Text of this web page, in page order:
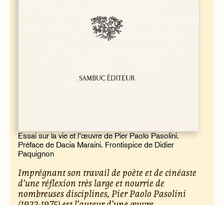
Essai sur la vie et l’œuvre de Pier Paolo Pasolini.
Préface de Dacia Maraini. Frontispice de Didier
Paquignon
Imprégnant son travail de poète et de cinéaste
d’une réflexion très large et nourrie de
nombreuses disciplines, Pier Paolo Pasolini